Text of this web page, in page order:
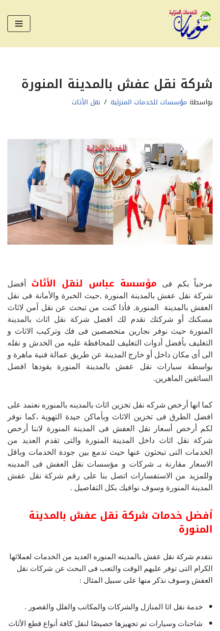
تخطى
المحتوى
شركة نقل عفش بالمدينة المنورة
بواسطة مؤسسات للخدمات المنزلية نقل الأثاث
مرحباً بكم فى مؤسسة عباس لنقل الأثاث
أفضل
شركة نقل عفش بالمدينة المنورة ,حيث الخبرة والأمانة فى نقل
العفش بالمدينة المنورة, فأذا كنت من تبحث عن نقل آمن لاثاث
مسكنك أو شركتك نقدم لك افضل شركة نقل اثاث بالمدينة
المنورة حيث نوفر نجارين متخصصين فى فك وتركيب الاثاث و
التغليف بأفضل أدوات التغليف للمحافظة عليه من الخدش و نقله
الى أى مكان داخل أو خارج المدينة عن طريق عمالة فنية ماهرة و
بواسطة سيارات نقل عفش بالمدينة المنورة يقودها افضل
السائقين الماهرين.
كما انها أرخص شركه نقل تخزين اثاث بالمدينه بالمنوره نعتمد على
افضل الطرق فى تخزين الاثاث وبأماكن جيدة التهوية ،كما نوفر
لكم أرخص أسعار نقل العفش فى المدينة المنورة لاننا أرخص
شركة نقل اثاث داخل المدينة المنورة والتى تقدم العديد من
الخدمات التى تبحثون عنها حيث تدمع بين جودة الخدمات وباقل
الاسعار مقارنة بـ شركات و مؤسسات نقل العفش فى المدينه
وللمزيد من الاستفسارات اتصل بنا على رقم شركة نقل عفش
المدينة المنورة وسوف نوافيك بكل التفاصيل .
أفضل خدمات شركة نقل عفش بالمدينة
المنورة
نتقدم شركة نقل عفش بالمدينه المنوره العديد من الخدمات لعملائها
الكرام التى توفر عليهم الوقت والتعب فى البحث عن شركات نقل
العفش وسوف نذكر منها على سبيل المثال :
خدمة نقل اثا المنازل والشركات والمكاتب والفلل والقصور .
شاحنات وسيارات تم تجهيزها خصيصًا لنقل كافة أنواع قطع الأثاث